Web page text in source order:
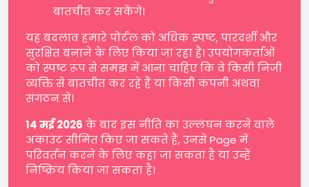
बातचीत कर सकेंगे।
यह बदलाव हमारे पोर्टल को अधिक स्पष्ट, पारदर्शी और
सुरक्षित बनाने के लिए किया जा रहा है। उपयोगकर्ताओं
को स्पष्ट रूप से समझ में आना चाहिए कि वे किसी निजी
व्यक्ति से बातचीत कर रहे हैं या किसी कंपनी अथवा
संगठन से।
14 मई 2026 के बाद इस नीति का उल्लंघन करने वाले
अकाउंट सीमित किए जा सकते हैं, उनसे Page में
परिवर्तन करने के लिए कहा जा सकता है या उन्हें
निष्क्रिय किया जा सकता है।